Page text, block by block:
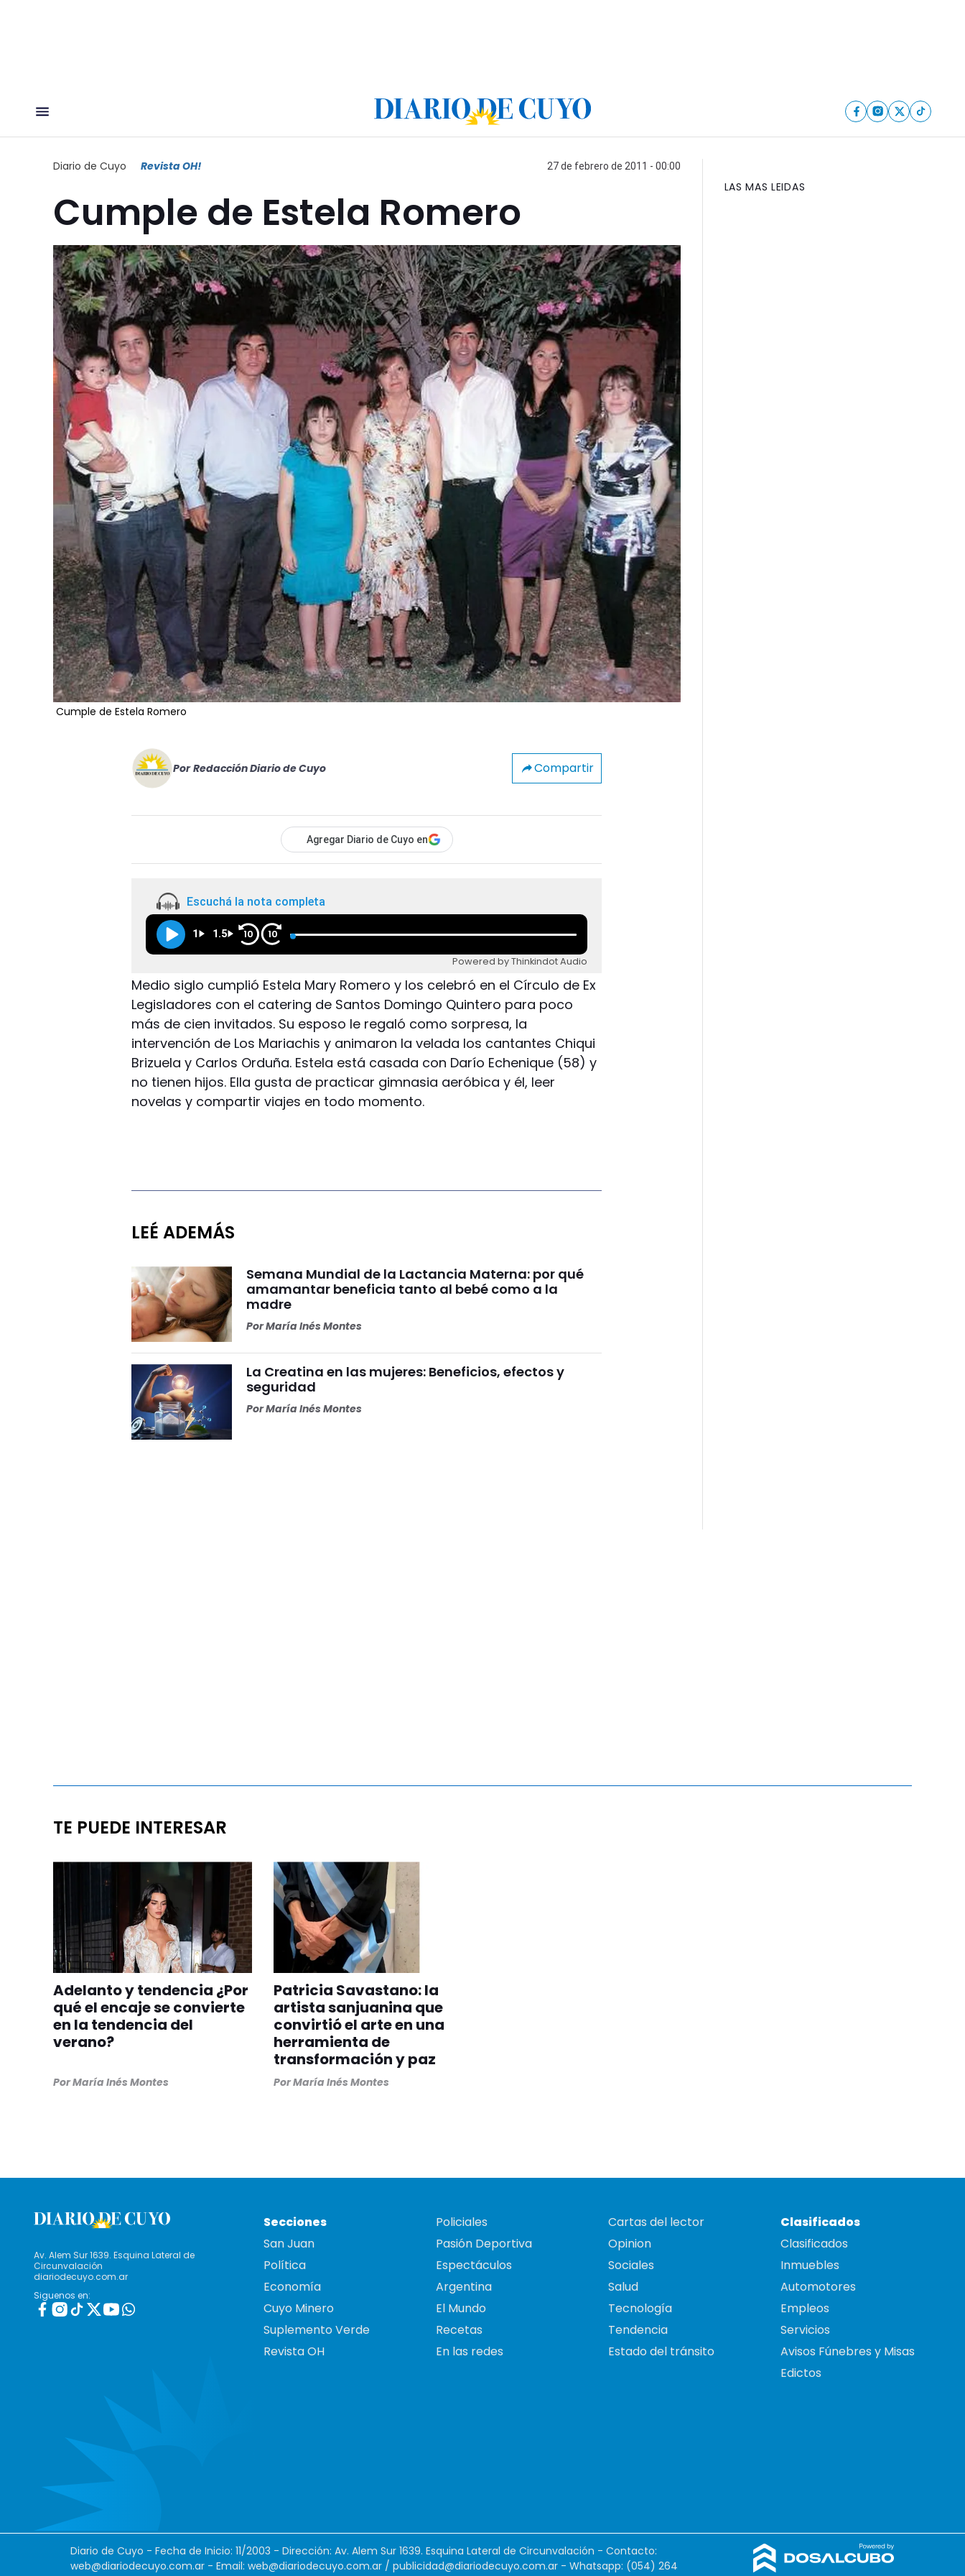
Diario de Cuyo Revista OH! 27 de febrero de 2011 - 00:00
Cumple de Estela Romero
Cumple de Estela Romero
Por Redacción Diario de Cuyo Compartir
Agregar Diario de Cuyo en
Escuchá la nota completa
1 1.5 10 10
Powered by Thinkindot Audio
Medio siglo cumplió Estela Mary Romero y los celebró en el Círculo de Ex
Legisladores con el catering de Santos Domingo Quintero para poco
más de cien invitados. Su esposo le regaló como sorpresa, la
intervención de Los Mariachis y animaron la velada los cantantes Chiqui
Brizuela y Carlos Orduña. Estela está casada con Darío Echenique (58) y
no tienen hijos. Ella gusta de practicar gimnasia aeróbica y él, leer
novelas y compartir viajes en todo momento.
LEÉ ADEMÁS
Semana Mundial de la Lactancia Materna: por qué
amamantar beneficia tanto al bebé como a la
madre
PorMaría Inés Montes
La Creatina en las mujeres: Beneficios, efectos y
seguridad
PorMaría Inés Montes
LAS MAS LEIDAS
TE PUEDE INTERESAR
Adelanto y tendencia ¿Por
qué el encaje se convierte
en la tendencia del
verano?
PorMaría Inés Montes
Patricia Savastano: la
artista sanjuanina que
convirtió el arte en una
herramienta de
transformación y paz
PorMaría Inés Montes
Av. Alem Sur 1639. Esquina Lateral de
Circunvalación
diariodecuyo.com.ar
Siguenos en:
Secciones
San Juan
Política
Economía
Cuyo Minero
Suplemento Verde
Revista OH
Policiales
Pasión Deportiva
Espectáculos
Argentina
El Mundo
Recetas
En las redes
Cartas del lector
Opinion
Sociales
Salud
Tecnología
Tendencia
Estado del tránsito
Clasificados
Clasificados
Inmuebles
Automotores
Empleos
Servicios
Avisos Fúnebres y Misas
Edictos
Diario de Cuyo - Fecha de Inicio: 11/2003 - Dirección: Av. Alem Sur 1639. Esquina Lateral de Circunvalación - Contacto:
web@diariodecuyo.com.ar - Email: web@diariodecuyo.com.ar / publicidad@diariodecuyo.com.ar - Whatsapp: (054) 264